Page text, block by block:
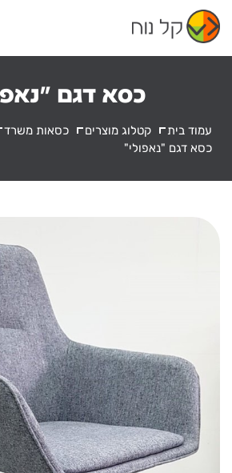
content
כסא דגם
עמוד בית קטלוג מוצרים כסאות משרד
כסא דגם "נאפולי"